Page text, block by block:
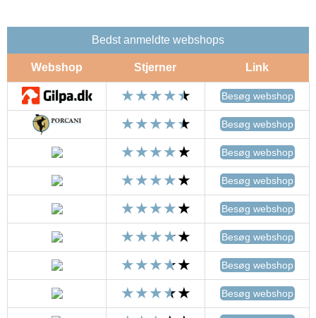
Bedst anmeldte webshops
Webshop Stjerner Link
Besøg webshop
Besøg webshop
Besøg webshop
Besøg webshop
Besøg webshop
Besøg webshop
Besøg webshop
Besøg webshop